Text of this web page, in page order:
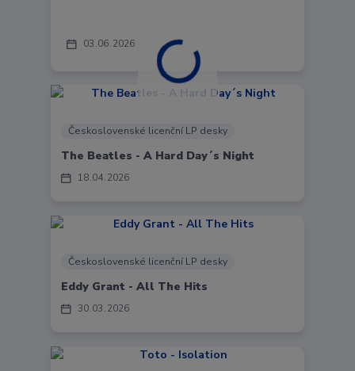
03 06 2026
18 04 2026
Československé licenční LP desky
The Beatles - A Hard Day´s Night
30 03 2026
Československé licenční LP desky
Eddy Grant - All The Hits